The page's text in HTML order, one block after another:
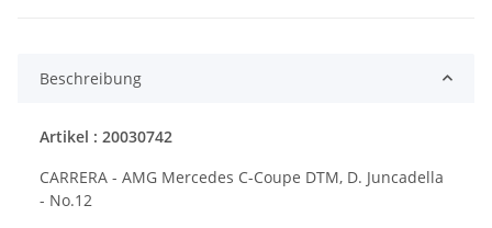
Beschreibung
Artikel : 20030742
CARRERA - AMG Mercedes C-Coupe DTM, D. Juncadella
- No.12